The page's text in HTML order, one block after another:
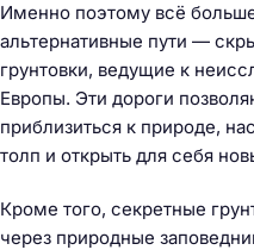
Именно поэтому всё
альтернативные пути —
грунтовки, ведущие к
Европы. Эти дороги
приблизиться к природе,
толп и открыть для себя
Кроме того, секретные
через природные